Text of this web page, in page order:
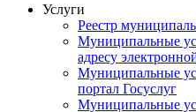
Услуги
Реестр
Муниципальные
адресу
Муниципальные
портал Госуслуг
Муниципальные